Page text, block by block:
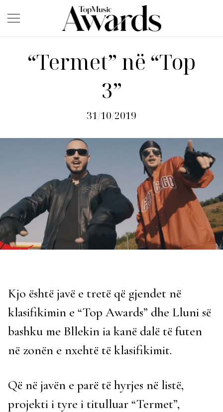
“Termet” në “Top
3”
31/10/2019
Kjo është javë e tretë që gjendet në
klasifikimin e “Top Awards” dhe Lluni së
bashku me Bllekin ia kanë dalë të futen
në zonën e nxehtë të klasifikimit.
Që në javën e parë të hyrjes në listë,
projekti i tyre i titulluar “Termet”,